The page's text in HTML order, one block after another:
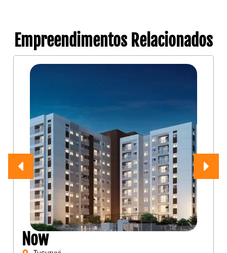
Empreendimentos Relacionados
Now